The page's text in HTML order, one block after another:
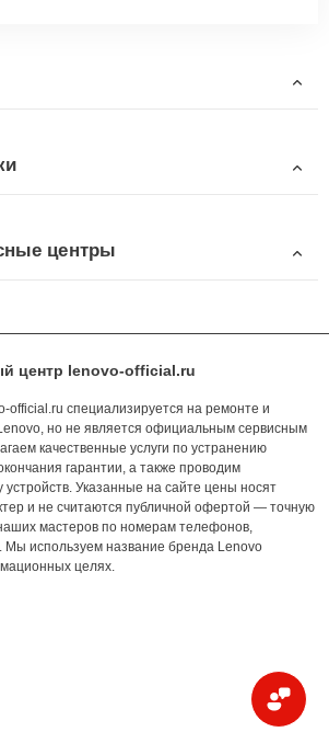
центры
центр lenovo-official.ru
official.ru специализируется на ремонте и
но не является официальным сервисным
качественные услуги по устранению
гарантии, а также проводим
устройств. Указанные на сайте цены носят
и не считаются публичной офертой — точную
мастеров по номерам телефонов,
используем название бренда Lenovo
целях.